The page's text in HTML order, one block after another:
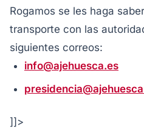
​Rogamos se les haga
transporte con las
siguientes correos:
info@ajehuesca.es
]]>